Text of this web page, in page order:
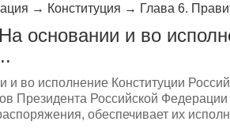
→ Конституция → Глава 6.
основании и во
и во исполнение Конституции
Президента Российской
обеспечивает их